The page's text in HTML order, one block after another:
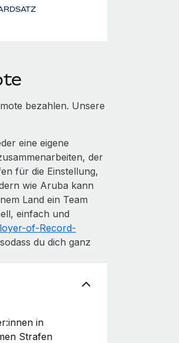
bezahlen. Unsere
eine eigene
der
für die Einstellung,
wie Aruba kann
Land ein Team
einfach und
of-Record-
du dich ganz
in
Strafen